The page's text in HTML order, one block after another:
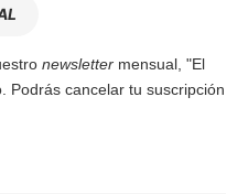
newsletter mensual, "El
Podrás cancelar tu suscripción